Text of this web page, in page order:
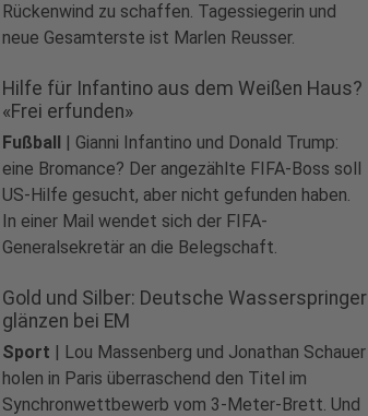
Rückenwind zu schaffen. Tagessiegerin und
neue Gesamterste ist Marlen Reusser.
Hilfe für Infantino aus dem Weißen Haus?
«Frei erfunden»
Fußball | Gianni Infantino und Donald Trump:
eine Bromance? Der angezählte FIFA-Boss soll
US-Hilfe gesucht, aber nicht gefunden haben.
In einer Mail wendet sich der FIFA-
Generalsekretär an die Belegschaft.
Gold und Silber: Deutsche Wasserspringer
glänzen bei EM
Sport | Lou Massenberg und Jonathan Schauer
holen in Paris überraschend den Titel im
Synchronwettbewerb vom 3-Meter-Brett. Und